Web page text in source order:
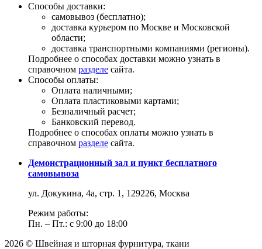
Способы доставки:
самовывоз (бесплатно);
доставка курьером по Москве и Московской
области;
доставка транспортными компаниями (регионы).
Подробнее о способах доставки можно узнать в
справочном разделе сайта.
Способы оплаты:
Оплата наличными;
Оплата пластиковыми картами;
Безналичный расчет;
Банковский перевод.
Подробнее о способах оплаты можно узнать в
справочном разделе сайта.
Демонстрационный зал и пункт бесплатного
самовывоза
ул. Докукина, 4а, стр. 1, 129226, Москва
Режим работы:
Пн. – Пт.: с 9:00 до 18:00
2026 © Швейная и шторная фурнитура, ткани